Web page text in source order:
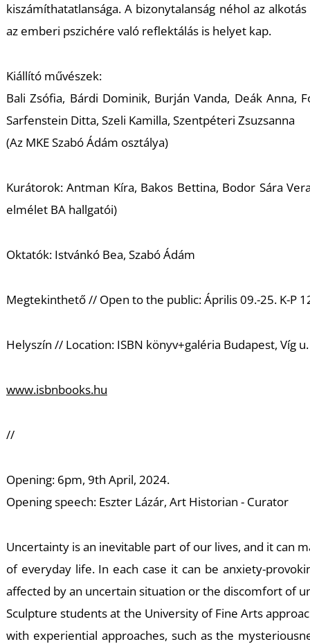
kiszámíthatatlansága. A bizonytalanság néhol az
az emberi pszichére való reflektálás is helyet kap.
Kiállító művészek:
Bali Zsófia, Bárdi Dominik, Burján Vanda, Deák Anna,
Sarfenstein Ditta, Szeli Kamilla, Szentpéteri Zsuzsanna
(Az MKE Szabó Ádám osztálya)
Kurátorok: Antman Kíra, Bakos Bettina, Bodor Sára
elmélet BA hallgatói)
Oktatók: Istvánkó Bea, Szabó Ádám
Megtekinthető // Open to the public: Április 09.-25. K-P
Helyszín // Location: ISBN könyv+galéria Budapest, Víg
www.isbnbooks.hu
//
Opening: 6pm, 9th April, 2024.
Opening speech: Eszter Lázár, Art Historian - Curator
Uncertainty is an inevitable part of our lives, and it
of everyday life. In each case it can be anxiety-
affected by an uncertain situation or the discomfort of
Sculpture students at the University of Fine Arts
with experiential approaches, such as the